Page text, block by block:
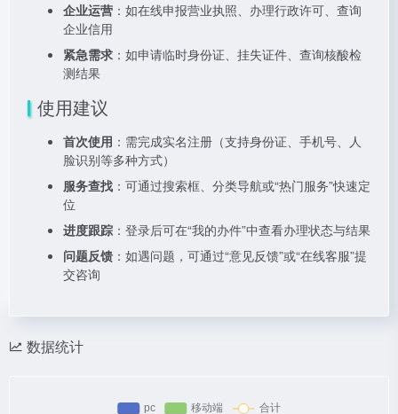
企业运营 ：如在线申报营业执照、办理行政许可、查询
企业信用
紧急需求 ：如申请临时身份证、挂失证件、查询核酸检
测结果
使用建议
首次使用 ：需完成实名注册（支持身份证、手机号、人
脸识别等多种方式）
服务查找 ：可通过搜索框、分类导航或“热门服务”快速定
位
进度跟踪 ：登录后可在“我的办件”中查看办理状态与结果
问题反馈 ：如遇问题，可通过“意见反馈”或“在线客服”提
交咨询
数据统计